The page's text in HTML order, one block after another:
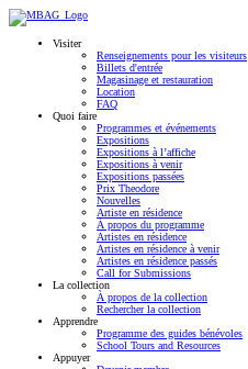
Visiter
Renseignements pour les visiteurs
Billets d'entrée
Magasinage et restauration
Location
FAQ
Quoi faire
Programmes et événements
Expositions
Expositions à l’affiche
Expositions à venir
Expositions passées
Prix Theodore
Nouvelles
Artiste en résidence
À propos du programme
Artistes en résidence
Artistes en résidence à venir
Artistes en résidence passés
Call for Submissions
La collection
À propos de la collection
Rechercher la collection
Apprendre
Programme des guides bénévoles
School Tours and Resources
Appuyer